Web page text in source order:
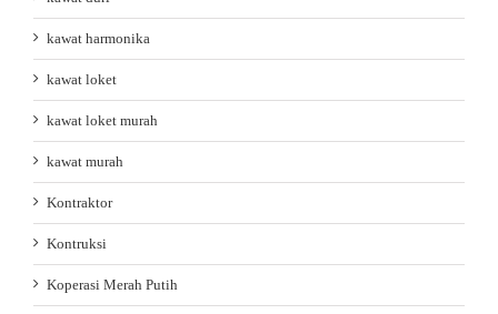
kawat harmonika
kawat loket
kawat loket murah
kawat murah
Kontraktor
Kontruksi
Koperasi Merah Putih